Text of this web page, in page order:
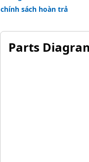
chính sách hoàn trả
Parts